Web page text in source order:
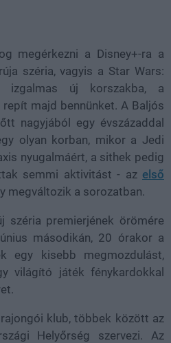
megérkezni a Disney+-ra a
széria, vagyis a Star Wars:
új korszakba, a
majd bennünket. A Baljós
nagyjából egy évszázaddal
olyan korban, mikor a Jedi
nyugalmáért, a sithek pedig
semmi aktivitást - az első
megváltozik a sorozatban.
széria premierjének örömére
másodikán, 20 órakor a
egy kisebb megmozdulást,
világító játék fénykardokkal
klub, többek között az
Helyőrség szervezi. Az